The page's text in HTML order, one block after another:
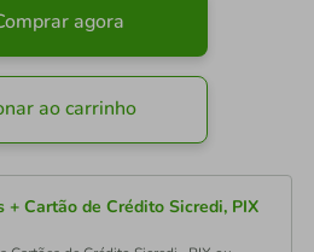
agora
ao carrinho
+ Cartão de Crédito Sicredi, PIX